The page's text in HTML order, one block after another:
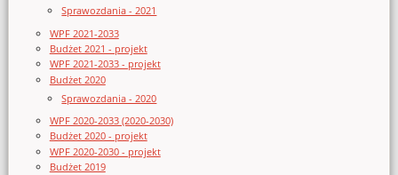
Sprawozdania - 2021
WPF 2021-2033
Budżet 2021 - projekt
WPF 2021-2033 - projekt
Budżet 2020
Sprawozdania - 2020
WPF 2020-2033 (2020-2030)
Budżet 2020 - projekt
WPF 2020-2030 - projekt
Budżet 2019